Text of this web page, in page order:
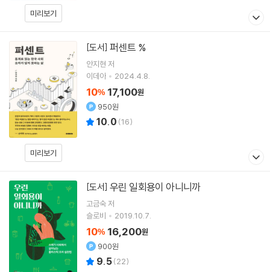
미리보기
미리보기
[도서] 퍼센트 %
안지현 저
이데아
2024.4.8.
10% 17,100원
950원
10.0 (16)
[도서] 우린 일회용이 아니니까
고금숙저
슬로비
2019.10.7.
10% 16,200원
900원
9.5(22)